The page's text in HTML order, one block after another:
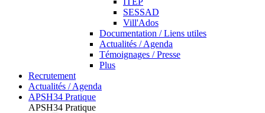
SESSAD
Vill'Ados
Documentation / Liens utiles
Actualités / Agenda
Témoignages / Presse
Plus
Recrutement
Actualités / Agenda
APSH34 Pratique
APSH34 Pratique